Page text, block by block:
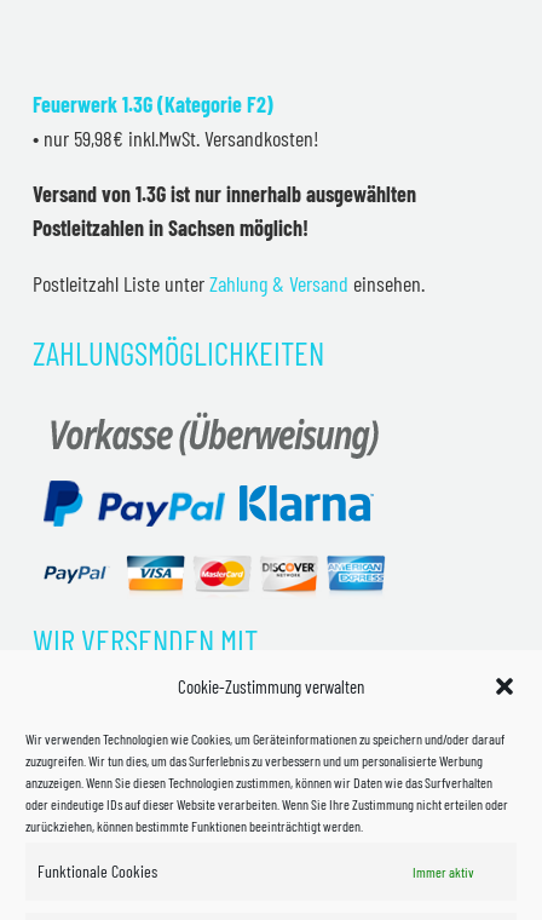
Cookie-Zustimmung verwalten
Wir verwenden Technologien wie Cookies, um Geräteinformationen zu speichern und/oder darauf
zuzugreifen. Wir tun dies, um das Surferlebnis zu verbessern und um personalisierte Werbung
anzuzeigen. Wenn Sie diesen Technologien zustimmen, können wir Daten wie das Surfverhalten
oder eindeutige IDs auf dieser Website verarbeiten. Wenn Sie Ihre Zustimmung nicht erteilen oder
zurückziehen, können bestimmte Funktionen beeinträchtigt werden.
Funktionale Cookies Immer aktiv
Feuerwerk 1.3G (Kategorie F2)
• nur 59,98€ inkl.MwSt. Versandkosten!
Versand von 1.3G ist nur innerhalb ausgewählten
Postleitzahlen in Sachsen möglich!
Postleitzahl Liste unterZahlung & Versand einsehen.
ZAHLUNGSMÖGLICHKEITEN
WIR VERSENDEN MIT